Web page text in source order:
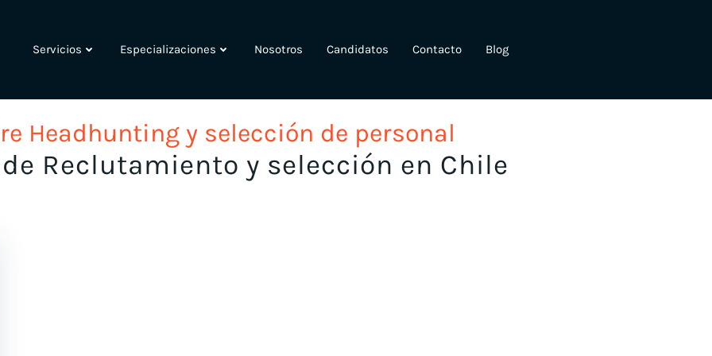
Servicios Especializaciones Nosotros Candidatos Contacto Blog
Headhunting y selección de personal
Reclutamiento y selección en Chile